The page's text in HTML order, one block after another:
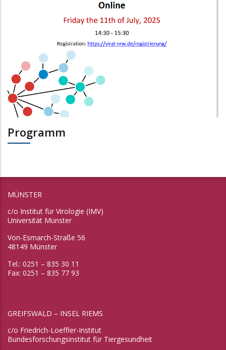
Programm
MÜNSTER
c/o Institut für Virologie (IMV)
Universität Münster
Von-Esmarch-Straße 56
48149 Münster
Tel.: 0251 – 835 30 11
Fax: 0251 – 835 77 93
GREIFSWALD – INSEL RIEMS
c/o Friedrich-Loeffler-Institut
Bundesforschungsinstitut für Tiergesundheit